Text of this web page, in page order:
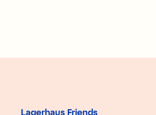
Lagerhaus Friends